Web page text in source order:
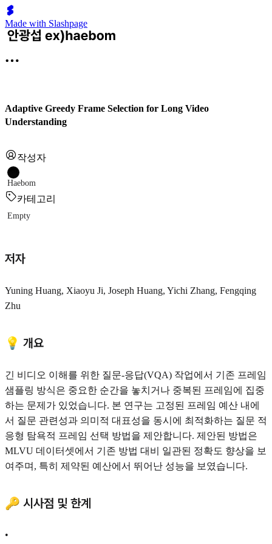
Made with Slashpage
Adaptive Greedy Frame Selection for Long Video
Understanding
작성자
Haebom
카테고리
Empty
저자
Yuning Huang, Xiaoyu Ji, Joseph Huang, Yichi Zhang, Fengqing
Zhu
💡 개요
긴 비디오 이해를 위한 질문-응답(VQA) 작업에서 기존 프레임
샘플링 방식은 중요한 순간을 놓치거나 중복된 프레임에 집중
하는 문제가 있었습니다. 본 연구는 고정된 프레임 예산 내에
서 질문 관련성과 의미적 대표성을 동시에 최적화하는 질문 적
응형 탐욕적 프레임 선택 방법을 제안합니다. 제안된 방법은
MLVU 데이터셋에서 기존 방법 대비 일관된 정확도 향상을 보
여주며, 특히 제약된 예산에서 뛰어난 성능을 보였습니다.
🔑 시사점 및 한계
•